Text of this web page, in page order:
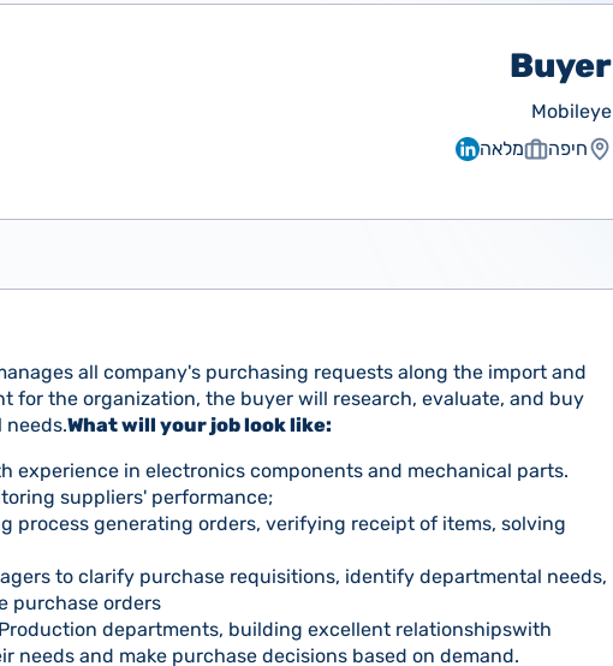
Buyer
Mobileye
חיפה
מלאה
all company's purchasing requests along the import and
for the organization, the buyer will research, evaluate, and buy
needs.What will your job look like:
experience in electronics components and mechanical parts.
suppliers' performance;
process generating orders, verifying receipt of items, solving
to clarify purchase requisitions, identify departmental needs,
purchase orders
departments, building excellent relationshipswith
needs and make purchase decisions based on demand.